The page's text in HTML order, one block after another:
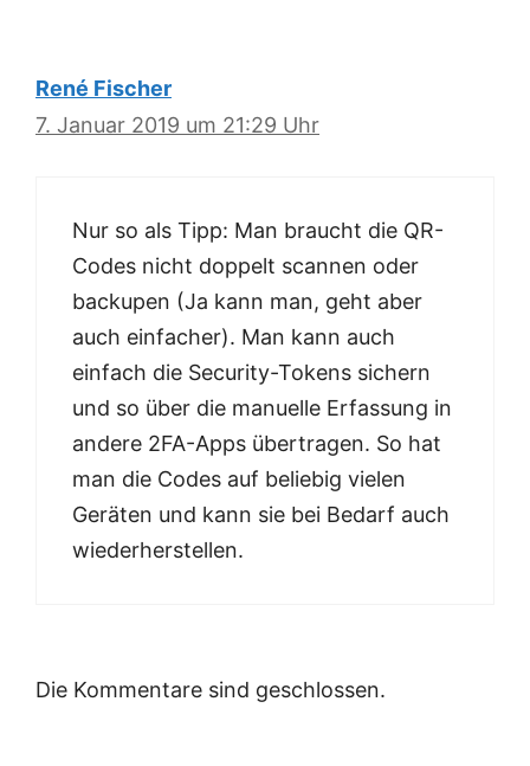
René Fischer
7. Januar 2019 um 21:29 Uhr
Nur so als Tipp: Man braucht die QR-
Codes nicht doppelt scannen oder
backupen (Ja kann man, geht aber
auch einfacher). Man kann auch
einfach die Security-Tokens sichern
und so über die manuelle Erfassung in
andere 2FA-Apps übertragen. So hat
man die Codes auf beliebig vielen
Geräten und kann sie bei Bedarf auch
wiederherstellen.
Die Kommentare sind geschlossen.